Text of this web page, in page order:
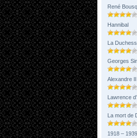
René
Hannibal
La
Georges
Alexandre II
Lawrence
La mort de
1918 –